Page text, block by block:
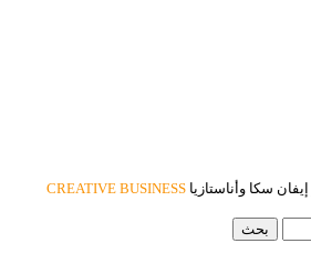
CREATIVE BUSINESS
بحث